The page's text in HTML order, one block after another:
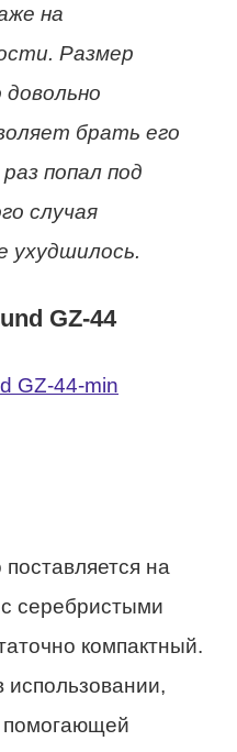
на
Размер
брать его
попал под
случая
ухудшилось.
GZ-44
на
серебристыми
компактный.
использовании,
помогающей